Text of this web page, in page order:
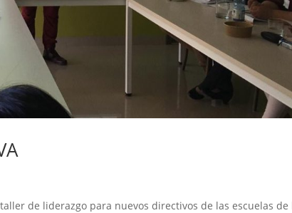
de liderazgo para nuevos directivos de las escuelas de